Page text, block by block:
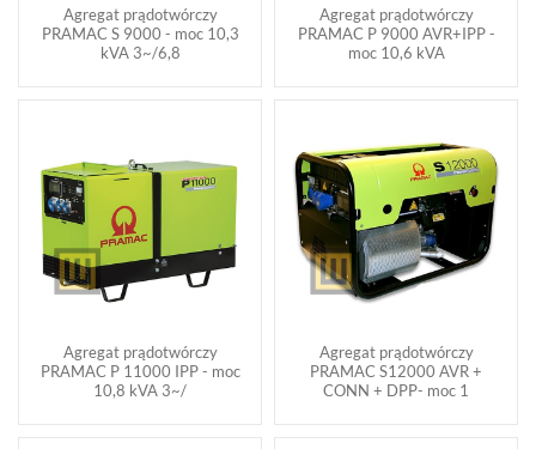
Agregat prądotwórczy
PRAMAC S 9000 - moc 10,3
kVA 3~/6,8
Agregat prądotwórczy
PRAMAC P 9000 AVR+IPP -
moc 10,6 kVA
Agregat prądotwórczy
PRAMAC P 11000 IPP - moc
10,8 kVA 3~/
Agregat prądotwórczy
PRAMAC S12000 AVR +
CONN + DPP- moc 1